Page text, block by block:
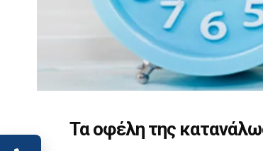
Τα οφέλη της